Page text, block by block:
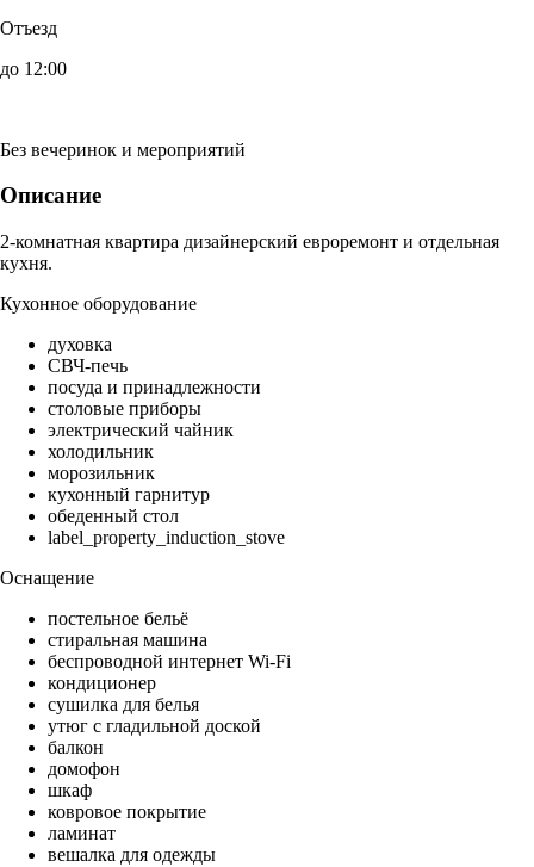
Отъезд
до 12:00
Без вечеринок и мероприятий
Описание
2-комнатная квартира дизайнерский евроремонт и отдельная
кухня.
Кухонное оборудование
духовка
СВЧ-печь
посуда и принадлежности
столовые приборы
электрический чайник
холодильник
морозильник
кухонный гарнитур
обеденный стол
label_property_induction_stove
Оснащение
постельное бельё
стиральная машина
беспроводной интернет Wi-Fi
кондиционер
сушилка для белья
утюг с гладильной доской
балкон
домофон
шкаф
ковровое покрытие
ламинат
вешалка для одежды